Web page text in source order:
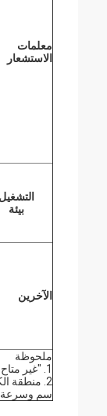
معلمات
الاستشعار
التشغيل
بيئة
الآخرين
ملحوظة
1. "غير متاح" يعني غير متوفر.
سم وسرعة المشي